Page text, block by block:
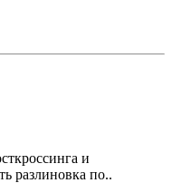
и
разлиновка по..